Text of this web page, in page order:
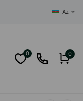
Az
0 0